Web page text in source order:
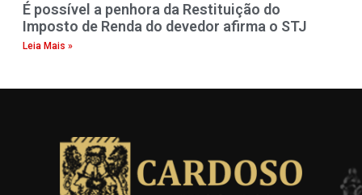
É possível a penhora da Restituição do
Imposto de Renda do devedor afirma o STJ
Leia Mais »